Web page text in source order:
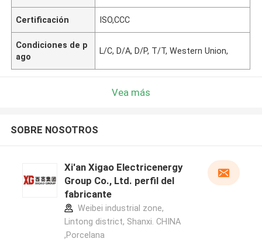
Certificación ISO,CCC
Condiciones de p
ago
L/C, D/A, D/P, T/T, Western Union,
Vea más
SOBRE NOSOTROS
Xi'an Xigao Electricenergy
Group Co., Ltd. perfil del
fabricante
Weibei industrial zone,
Lintong district, Shanxi. CHINA
,Porcelana